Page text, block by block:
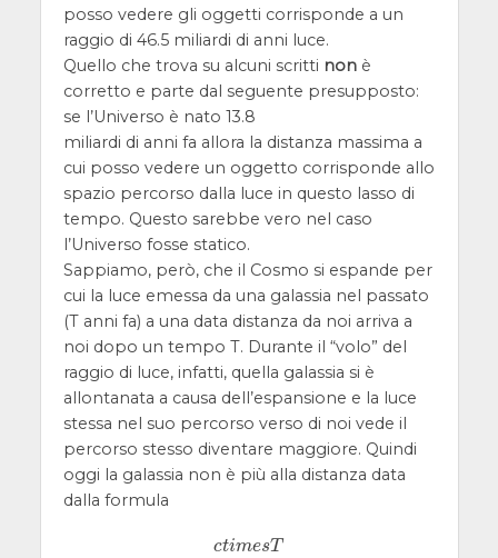
posso vedere gli oggetti corrisponde a un
raggio di 46.5 miliardi di anni luce.
Quello che trova su alcuni scritti nonè
corretto e parte dal seguente presupposto:
se l’Universo è nato 13.8
miliardi di anni fa allora la distanza massima a
cui posso vedere un oggetto corrisponde allo
spazio percorso dalla luce in questo lasso di
tempo. Questo sarebbe vero nel caso
l’Universo fosse statico.
Sappiamo, però, che il Cosmo si espande per
cui la luce emessa da una galassia nel passato
(T anni fa) a una data distanza da noi arriva a
noi dopo un tempo T. Durante il “volo” del
raggio di luce, infatti, quella galassia si è
allontanata a causa dell’espansione e la luce
stessa nel suo percorso verso di noi vede il
percorso stesso diventare maggiore. Quindi
oggi la galassia non è più alla distanza data
dalla formula
ctimesT
ctimesT